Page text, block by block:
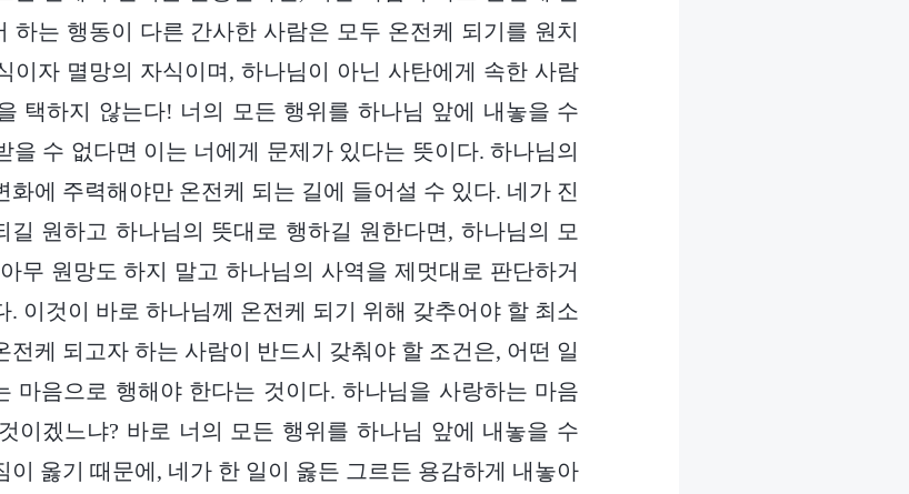
하는 행동이 다른 간사한 사람은 모두 온전케 되기를 원치
이자 멸망의 자식이며, 하나님이 아닌 사탄에게 속한 사람
택하지 않는다! 너의 모든 행위를 하나님 앞에 내놓을 수
을 수 없다면 이는 너에게 문제가 있다는 뜻이다. 하나님의
화에 주력해야만 온전케 되는 길에 들어설 수 있다. 네가 진
길 원하고 하나님의 뜻대로 행하길 원한다면, 하나님의 모
무 원망도 하지 말고 하나님의 사역을 제멋대로 판단하거
. 이것이 바로 하나님께 온전케 되기 위해 갖추어야 할 최소
전케 되고자 하는 사람이 반드시 갖춰야 할 조건은, 어떤 일
마음으로 행해야 한다는 것이다. 하나님을 사랑하는 마음
이겠느냐? 바로 너의 모든 행위를 하나님 앞에 내놓을 수
이 옳기 때문에, 네가 한 일이 옳든 그르든 용감하게 내놓아